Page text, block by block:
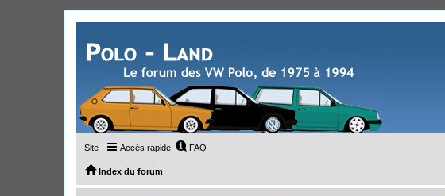
Site Accès rapide FAQ
Index du forum